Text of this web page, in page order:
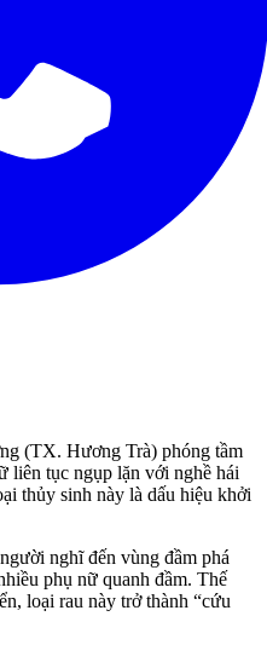
(TX. Hương Trà) phóng tầm
liên tục ngụp lặn với nghề hái
thủy sinh này là dấu hiệu khởi
nghĩ đến vùng đầm phá
phụ nữ quanh đầm. Thế
loại rau này trở thành “cứu